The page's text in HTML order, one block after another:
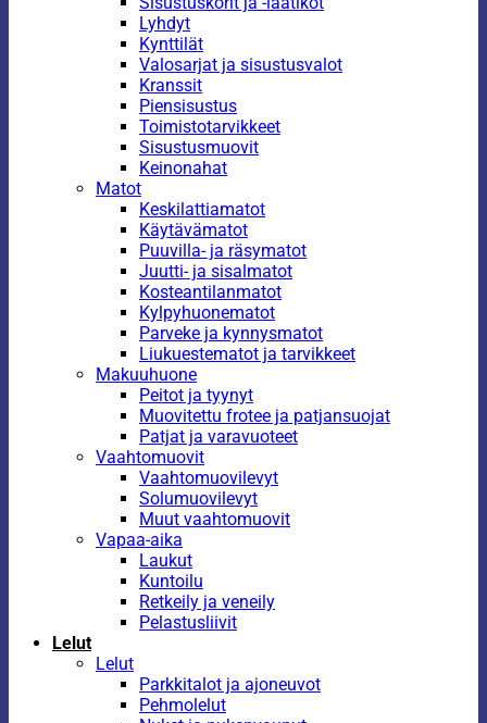
Lyhdyt
Kynttilät
Valosarjat ja sisustusvalot
Kranssit
Piensisustus
Toimistotarvikkeet
Sisustusmuovit
Keinonahat
Matot
Keskilattiamatot
Käytävämatot
Puuvilla- ja räsymatot
Juutti- ja sisalmatot
Kosteantilanmatot
Kylpyhuonematot
Parveke ja kynnysmatot
Liukuestematot ja tarvikkeet
Makuuhuone
Peitot ja tyynyt
Muovitettu frotee ja patjansuojat
Patjat ja varavuoteet
Vaahtomuovit
Vaahtomuovilevyt
Solumuovilevyt
Muut vaahtomuovit
Vapaa-aika
Laukut
Kuntoilu
Retkeily ja veneily
Pelastusliivit
Lelut
Lelut
Parkkitalot ja ajoneuvot
Pehmolelut